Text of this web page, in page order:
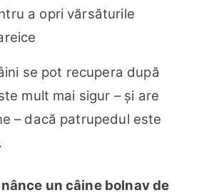
a opri vărsăturile
se pot recupera după
mult mai sigur – și are
– dacă patrupedul este
un câine bolnav de